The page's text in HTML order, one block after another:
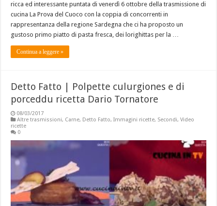
ricca ed interessante puntata di venerdì 6 ottobre della trasmissione di
cucina La Prova del Cuoco con la coppia di concorrenti in
rappresentanza della regione Sardegna che ci ha proposto un
gustoso primo piatto di pasta fresca, dei lorighittas per la …
Continua a leggere »
Detto Fatto | Polpette culurgiones e di
porceddu ricetta Dario Tornatore
08/03/2017
Altre trasmissioni, Carne, Detto Fatto,Immagini ricette, Secondi,Video
ricette
0